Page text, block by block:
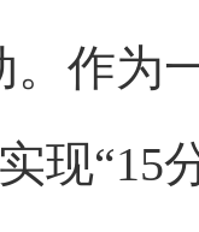
。作为
现“15